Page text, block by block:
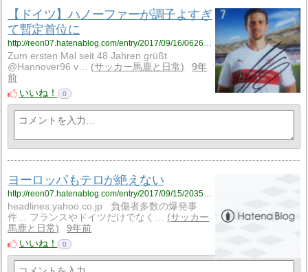
【ドイツ】ハノーファーが調子よすぎ
て暫定首位に
http://reon07.hatenablog.com/entry/2017/09/16/062654
Zum ersten Mal seit 48 Jahren grüßt
@Hannover96 v…
サッカー馬鹿と日常
9年
前
いいね！
0
ヨーロッパもテロが絶えない
http://reon07.hatenablog.com/entry/2017/09/15/203501
headlines.yahoo.co.jp 負傷者多数の爆発事
件… フランスやドイツだけでなく…
サッカー
馬鹿と日常
9年前
いいね！
0